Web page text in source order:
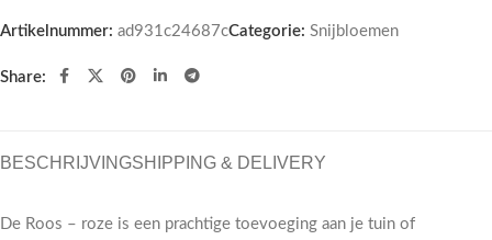
Artikelnummer: ad931c24687cCategorie: Snijbloemen
Share:
BESCHRIJVINGSHIPPING & DELIVERY
De Roos – roze is een prachtige toevoeging aan je tuin of